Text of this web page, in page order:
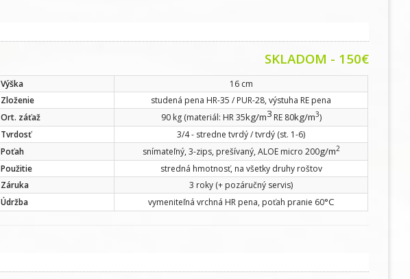
SKLADOM - 150€
Výška
16 cm
Zloženie
studená pena HR-35 / PUR-28, výstuha RE pena
Ort. záťaž
90 kg (materiál: HR 35kg/m3 RE 80kg/m3)
Tvrdosť
3/4 - stredne tvrdý / tvrdý (st. 1-6)
Poťah
snímateľný, 3-zips, prešívaný, ALOE micro 200g/m2
Použitie
stredná hmotnosť, na všetky druhy roštov
Záruka
3 roky (+ pozáručný servis)
Údržba
vymeniteľná vrchná HR pena, poťah pranie 60°C